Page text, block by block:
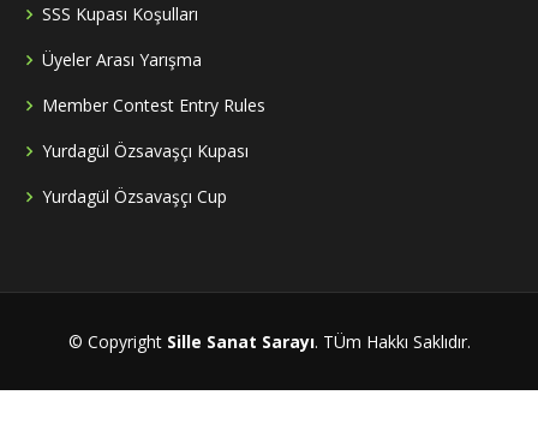
SSS Kupası Koşulları
Üyeler Arası Yarışma
Member Contest Entry Rules
Yurdagül Özsavaşçı Kupası
Yurdagül Özsavaşçı Cup
© Copyright Sille Sanat Sarayı. TÜm Hakkı Saklıdır.